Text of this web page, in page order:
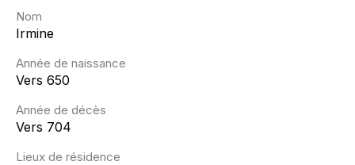
Nom
Irmine
Année de naissance
Vers 650
Année de décès
Vers 704
Lieux de résidence